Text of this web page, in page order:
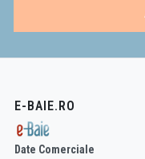
E-BAIE.RO
Date Comerciale